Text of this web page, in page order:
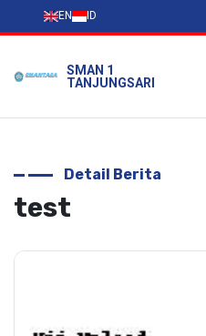
EN ID
SMAN 1
TANJUNGSARI
Detail Berita
test